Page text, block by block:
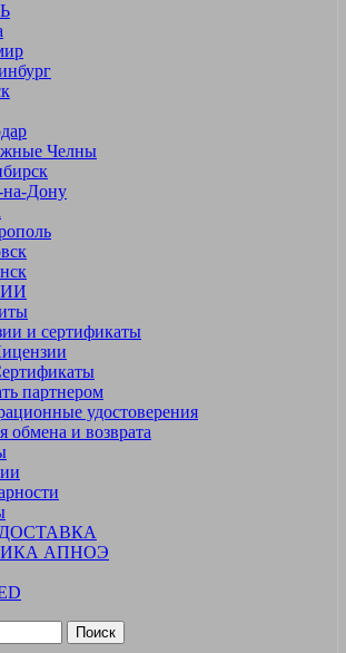
Челны
на-Дону
и сертификаты
партнером
удостоверения
обмена и возврата
АПНОЭ
Поиск